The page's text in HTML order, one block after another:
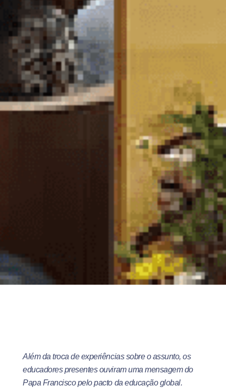
Além da troca de experiências sobre o assunto, os
educadores presentes ouviram uma mensagem do
Papa Francisco pelo pacto da educação global.